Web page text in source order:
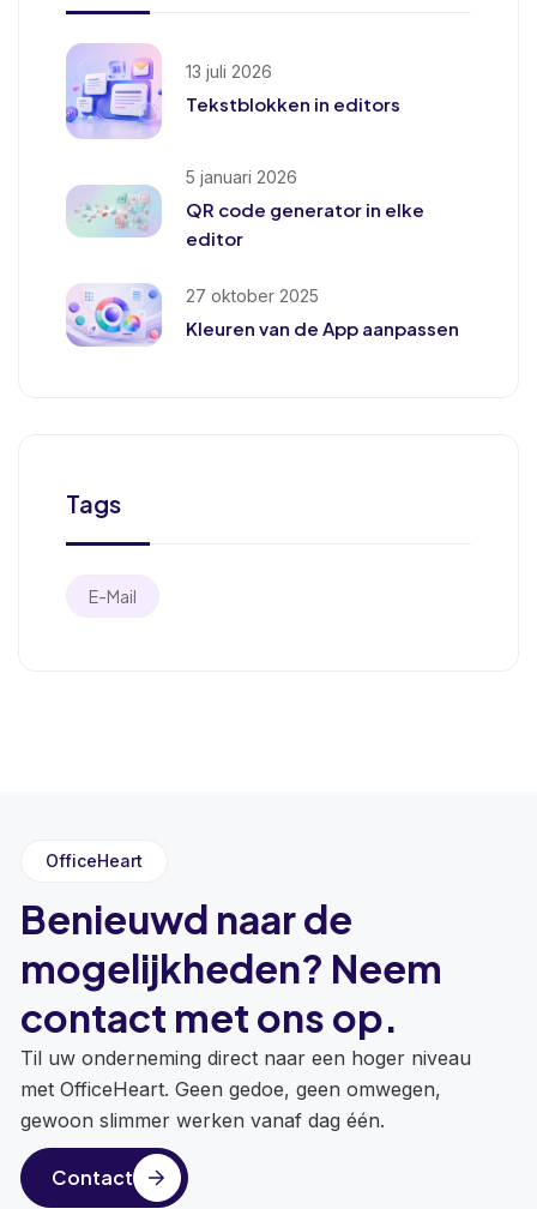
13 juli 2026
Tekstblokken in editors
5 januari 2026
QR code generator in elke
editor
27 oktober 2025
Kleuren van de App aanpassen
Tags
E-Mail
OfficeHeart
Benieuwd naar de
mogelijkheden? Neem
contact met ons op.
Til uw onderneming direct naar een hoger niveau
met OfficeHeart. Geen gedoe, geen omwegen,
gewoon slimmer werken vanaf dag één.
Contact